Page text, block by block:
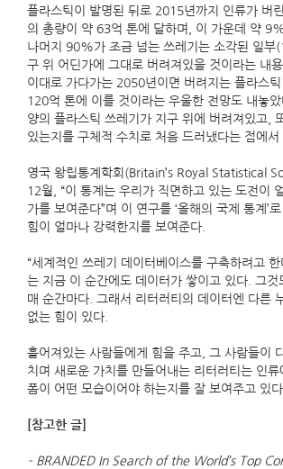
플라스틱이 발명된 뒤로 2015년까지 인류가 버
의 총량이 약 63억 톤에 달하며, 이 가운데 약
나머지 90%가 조금 넘는 쓰레기는 소각된 일부
구 위 어딘가에 그대로 버려져있을 것이라는 내
이대로 가다가는 2050년이면 버려지는 플라스틱
120억 톤에 이를 것이라는 우울한 전망도 내놓
양의 플라스틱 쓰레기가 지구 위에 버려져있고,
있는지를 구체적 수치로 처음 드러냈다는 점에서
영국 왕립통계학회(Britain’s Royal Statistical
12월, “이 통계는 우리가 직면하고 있는 도전이
가를 보여준다”며 이 연구를 ‘올해의 국제 통계’
힘이 얼마나 강력한지를 보여준다.
“세계적인 쓰레기 데이터베이스를 구축하려고 한
는 지금 이 순간에도 데이터가 쌓이고 있다. 그것
매 순간마다. 그래서 리터러티의 데이터엔 다른
없는 힘이 있다.
흩어져있는 사람들에게 힘을 주고, 그 사람들이
치며 새로운 가치를 만들어내는 리터러티는 인류
폼이 어떤 모습이어야 하는지를 잘 보여주고 있다.
[참고한 글]
– BRANDED In Search of the World’s Top